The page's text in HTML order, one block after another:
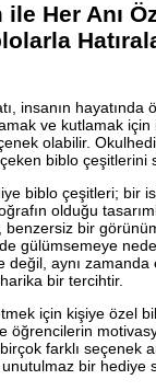
Her Anı
insanın hayatında
ve kutlamak
olabilir.
biblo çeşitlerini
biblo çeşitleri; bir
olduğu
benzersiz bir
gülümsemeye
aynı zamanda
bir tercihtir.
için kişiye özel
öğrencilerin
farklı seçenek
bir hediye